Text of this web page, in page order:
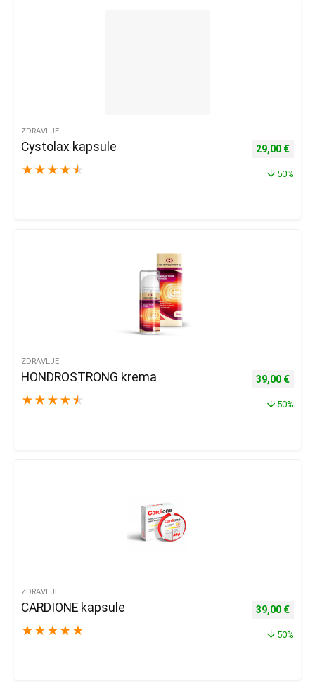
ZDRAVLJE
Cystolax kapsule
★ ★ ★ ★ ★
Izvorna
29,00 €
50%
ZDRAVLJE
HONDROSTRONG krema
★ ★ ★ ★ ★
Izvorna
39,00 €
50%
ZDRAVLJE
CARDIONE kapsule
★ ★ ★ ★ ★
Izvorna
39,00 €
50%